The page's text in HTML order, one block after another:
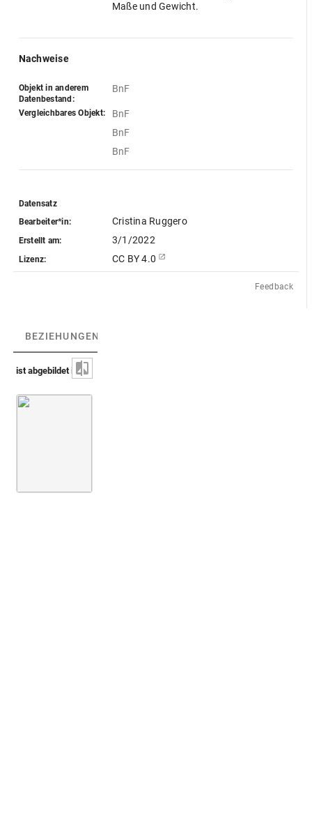
Maße und Gewicht.
Nachweise
Objekt in anderem
Datenbestand:
BnF
Vergleichbares Objekt:
BnF
BnF
BnF
Datensatz
Bearbeiter*in:
Cristina Ruggero
Erstellt am: 3/1/2022
Lizenz: CC BY 4.0
Feedback
BEZIEHUNGEN
ist abgebildet in